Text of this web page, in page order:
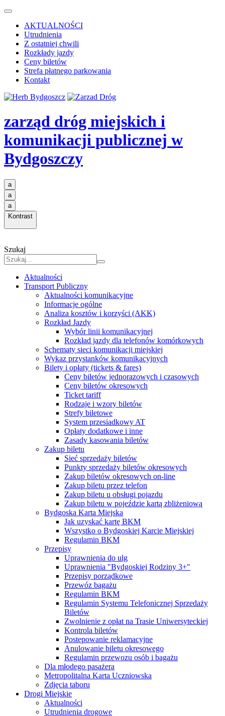
AKTUALNOŚCI
Utrudnienia
Z ostatniej chwili
Rozkłady jazdy
Ceny biletów
Strefa płatnego parkowania
Kontakt
zarząd dróg miejskich i
komunikacji publicznej w
Bydgoszczy
a
a
a
Kontrast
Szukaj
Aktualności
Transport Publiczny
Aktualności komunikacyjne
Informacje ogólne
Analiza kosztów i korzyści (AKK)
Rozkład Jazdy
Wybór linii komunikacyjnej
Rozkład jazdy dla telefonów komórkowych
Schematy sieci komunikacji miejskiej
Wykaz przystanków komunikacyjnych
Bilety i opłaty (tickets & fares)
Ceny biletów jednorazowych i czasowych
Ceny biletów okresowych
Ticket tariff
Rodzaje i wzory biletów
Strefy biletowe
System przesiadkowy AT
Opłaty dodatkowe i inne
Zasady kasowania biletów
Zakup biletu
Sieć sprzedaży biletów
Punkty sprzedaży biletów okresowych
Zakup biletów okresowych on-line
Zakup biletu przez telefon
Zakup biletu u obsługi pojazdu
Zakup biletu w pojeździe kartą zbliżeniową
Bydgoska Karta Miejska
Jak uzyskać kartę BKM
Wszystko o Bydgoskiej Karcie Miejskiej
Regulamin BKM
Przepisy
Uprawnienia do ulg
Uprawnienia "Bydgoskiej Rodziny 3+"
Przepisy porządkowe
Przewóz bagażu
Regulamin BKM
Regulamin Systemu Telefonicznej Sprzedaży
Biletów
Zwolnienie z opłat na Trasie Uniwersyteckiej
Kontrola biletów
Postępowanie reklamacyjne
Anulowanie biletu okresowego
Regulamin przewozu osób i bagażu
Dla młodego pasażera
Metropolitalna Karta Uczniowska
Zdjęcia taboru
Drogi Miejskie
Aktualności
Utrudnienia drogowe